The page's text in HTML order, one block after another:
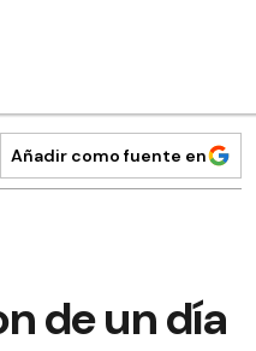
Añadir como fuente en
de un día